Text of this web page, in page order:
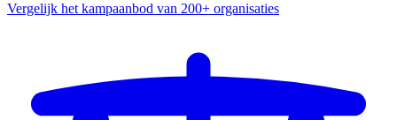
Vergelijk het kampaanbod van 200+ organisaties